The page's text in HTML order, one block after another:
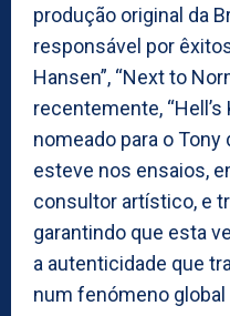
produção original da
responsável por
Hansen”, “Next to
recentemente,
nomeado para o Tony
esteve nos ensaios,
consultor artístico, e
garantindo que esta
a autenticidade que
num fenómeno